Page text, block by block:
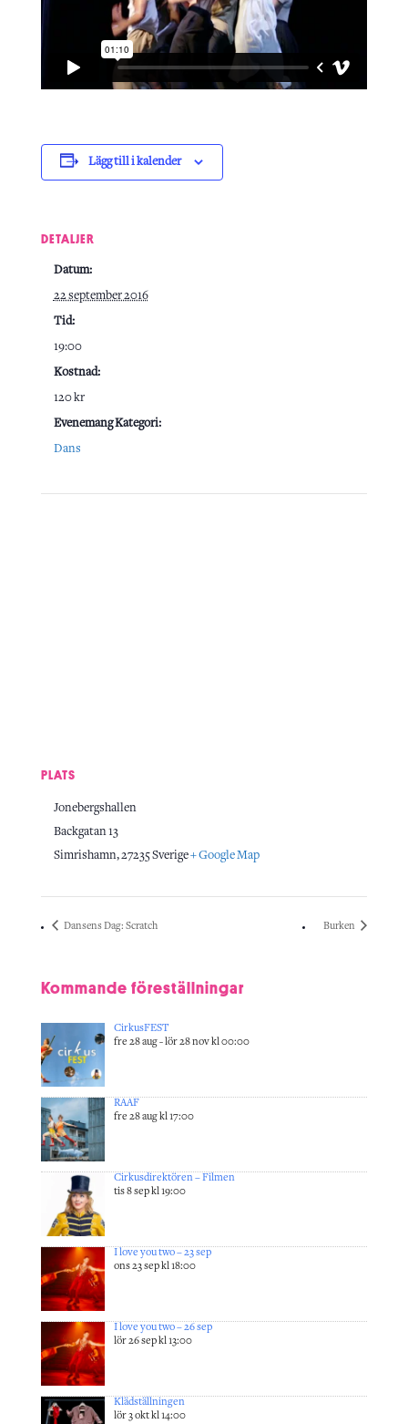
Lägg till i kalender
DETALJER
Datum:
22 september 2016
Tid:
19:00
Kostnad:
120 kr
Evenemang Kategori:
Dans
PLATS
Jonebergshallen
Backgatan 13
Simrishamn,27235Sverige+ Google Map
Dansens Dag: Scratch Burken
Kommande föreställningar
CirkusFEST
fre 28 aug - lör 28 nov kl 00:00
RAAF
fre 28 aug kl 17:00
Cirkusdirektören – Filmen
tis 8 sep kl 19:00
I love you two – 23 sep
ons 23 sep kl 18:00
I love you two – 26 sep
lör 26 sep kl 13:00
Klädställningen
lör 3 okt kl 14:00